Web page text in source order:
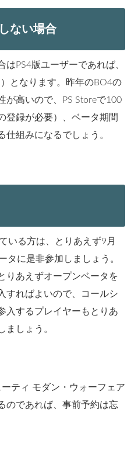
ない場合
PS4版ユーザーであれば、
となります。昨年のBO4の
が高いので、PS Storeで100
登録が必要）、ベータ期間
仕組みになるでしょう。
いる方は、とりあえず9月
タに是非参加しましょう。
りあえずオープンベータを
すればよいので、コールシ
入するプレイヤーもとりあ
ましょう。
ティ モダン・ウォーフェア
のであれば、事前予約は忘